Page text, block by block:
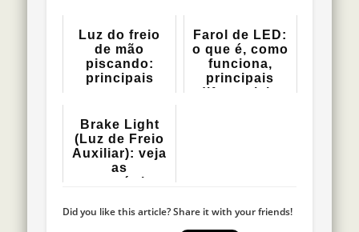
Luz do freio
de mão
piscando:
principais
Farol de LED:
o que é, como
funciona,
principais
diferenciai...
Brake Light
(Luz de Freio
Auxiliar): veja
as
características...
Did you like this article? Share it with your friends!